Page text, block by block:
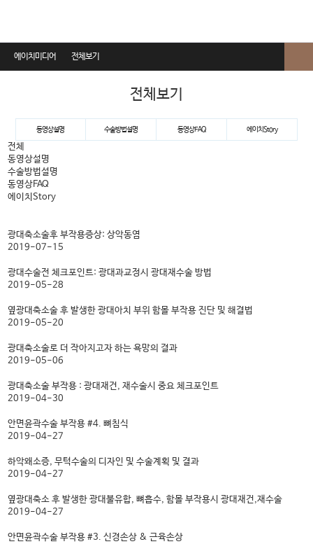
에이치미디어 전체보기
수술방법설명
전체보기
동영상설명 수술방법설명 동영상FAQ 에이치Story
전체
동영상설명
수술방법설명
동영상FAQ
에이치Story
광대축소술후 부작용증상: 상악동염
2019-07-15
광대수술전 체크포인트: 광대과교정시 광대재수술 방법
2019-05-28
옆광대축소술 후 발생한 광대아치 부위 함몰 부작용 진단 및 해결법
2019-05-20
광대축소술로 더 작아지고자 하는 욕망의 결과
2019-05-06
광대축소술 부작용 : 광대재건, 재수술시 중요 체크포인트
2019-04-30
안면윤곽수술 부작용 #4. 뼈침식
2019-04-27
하악왜소증, 무턱수술의 디자인 및 수술계획 및 결과
2019-04-27
옆광대축소 후 발생한 광대불유합, 뼈흡수, 함몰 부작용시 광대재건,재수술
2019-04-27
안면윤곽수술 부작용 #3. 신경손상 & 근육손상